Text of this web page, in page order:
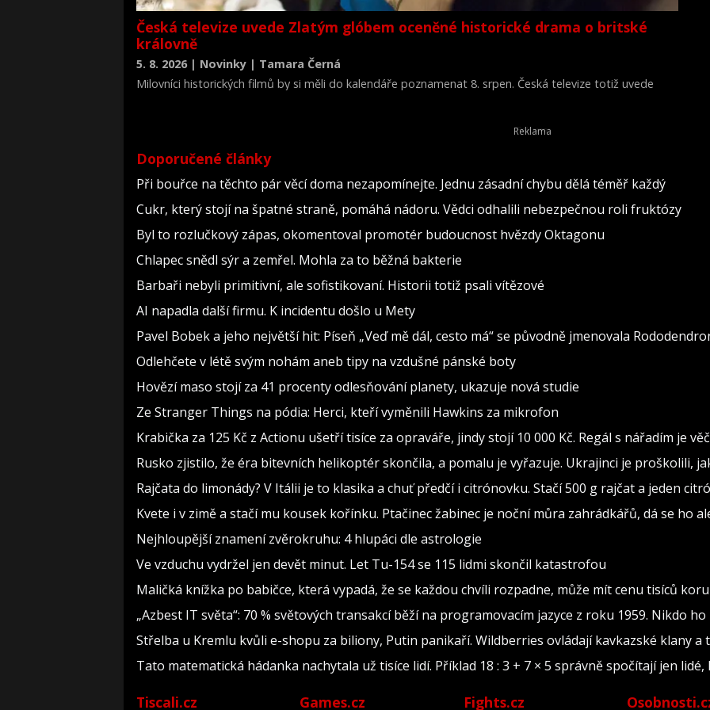
Česká televize uvede Zlatým glóbem oceněné historické drama o britské
královně
5. 8. 2026 | Novinky | Tamara Černá
Milovníci historických filmů by si měli do kalendáře poznamenat 8. srpen. Česká televize totiž uvede
Doporučené články
Při bouřce na těchto pár věcí doma nezapomínejte. Jednu zásadní chybu dělá téměř každý
Cukr, který stojí na špatné straně, pomáhá nádoru. Vědci odhalili nebezpečnou roli fruktózy
Byl to rozlučkový zápas, okomentoval promotér budoucnost hvězdy Oktagonu
Chlapec snědl sýr a zemřel. Mohla za to běžná bakterie
Barbaři nebyli primitivní, ale sofistikovaní. Historii totiž psali vítězové
AI napadla další firmu. K incidentu došlo u Mety
Pavel Bobek a jeho největší hit: Píseň „Veď mě dál, cesto má“ se původně jmenovala
Odlehčete v létě svým nohám aneb tipy na vzdušné pánské boty
Hovězí maso stojí za 41 procenty odlesňování planety, ukazuje nová studie
Ze Stranger Things na pódia: Herci, kteří vyměnili Hawkins za mikrofon
Krabička za 125 Kč z Actionu ušetří tisíce za opraváře, jindy stojí 10 000 Kč. Regál s nářadím je
Rusko zjistilo, že éra bitevních helikoptér skončila, a pomalu je vyřazuje. Ukrajinci je proškolili,
Rajčata do limonády? V Itálii je to klasika a chuť předčí i citrónovku. Stačí 500 g rajčat a jeden
Kvete i v zimě a stačí mu kousek kořínku. Ptačinec žabinec je noční můra zahrádkářů, dá se ho
Nejhloupější znamení zvěrokruhu: 4 hlupáci dle astrologie
Ve vzduchu vydržel jen devět minut. Let Tu-154 se 115 lidmi skončil katastrofou
Maličká knížka po babičce, která vypadá, že se každou chvíli rozpadne, může mít cenu tisíců
„Azbest IT světa“: 70 % světových transakcí běží na programovacím jazyce z roku 1959. Nikdo
Střelba u Kremlu kvůli e-shopu za biliony, Putin panikaří. Wildberries ovládají kavkazské klany a
Tato matematická hádanka nachytala už tisíce lidí. Příklad 18 : 3 + 7 × 5 správně spočítají jen
Tiscali.cz Games.cz Fights.cz